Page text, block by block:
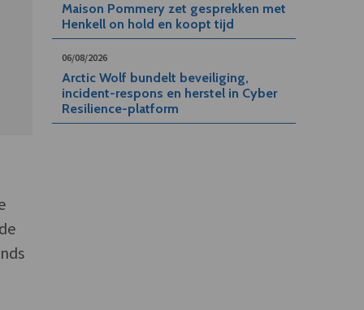
Maison Pommery zet gesprekken met
Henkell on hold en koopt tijd
06/08/2026
Arctic Wolf bundelt beveiliging,
incident-respons en herstel in Cyber
Resilience-platform